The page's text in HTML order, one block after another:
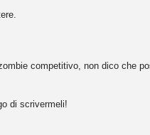
competitivo, non dico che
di scrivermeli!